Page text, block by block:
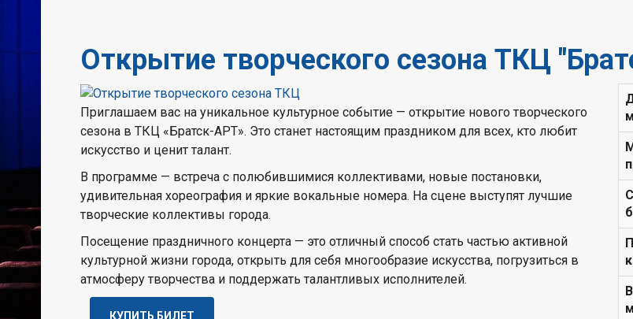
Открытие творческого сезона ТКЦ
Приглашаем вас на уникальное культурное событие — открытие нового творческого
сезона в ТКЦ «Братск-АРТ». Это станет настоящим праздником для всех, кто любит
искусство и ценит талант.
В программе — встреча с полюбившимися коллективами, новые постановки,
удивительная хореография и яркие вокальные номера. На сцене выступят лучшие
творческие коллективы города.
Посещение праздничного концерта — это отличный способ стать частью активной
культурной жизни города, открыть для себя многообразие искусства, погрузиться в
атмосферу творчества и поддержать талантливых исполнителей.
КУПИТЬ БИЛЕТ